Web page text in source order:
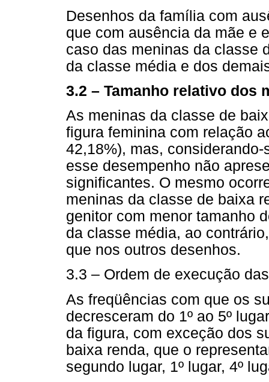
Desenhos da família com
que com ausência da mãe e
caso das meninas da classe
da classe média e dos
3.2 – Tamanho relativo dos
As meninas da classe de
figura feminina com relação
42,18%), mas,
esse desempenho não
significantes. O mesmo
meninas da classe de baixa
genitor com menor tamanho
da classe média, ao
que nos outros desenhos.
3.3 – Ordem de execução
As freqüências com que os
decresceram do 1º ao 5º
da figura, com exceção dos
baixa renda, que o
segundo lugar, 1º lugar, 4º